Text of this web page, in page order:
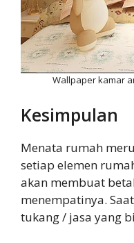
Wallpaper kamar
Kesimpulan
Menata rumah
setiap elemen
akan membuat
menempatinya.
tukang / jasa yang